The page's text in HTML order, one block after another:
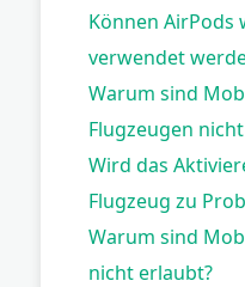
Können AirPods
verwendet
Warum sind
Flugzeugen
Wird das
Flugzeug zu
Warum sind
nicht erlaubt?